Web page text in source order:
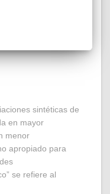
sintéticas de
en mayor
menor
apropiado para
se refiere al